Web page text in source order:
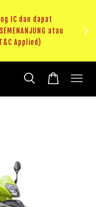
IC dan dapat
atau
T&C Applied)